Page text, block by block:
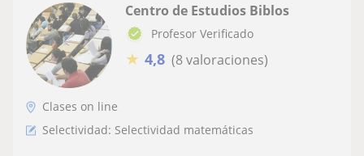
Centro de Estudios Biblos
Profesor Verificado
★ 4,8 (8 valoraciones)
Clases on line
Selectividad: Selectividad matemáticas